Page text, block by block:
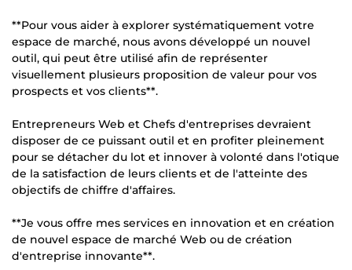
**Pour vous aider à explorer systématiquement votre
espace de marché, nous avons développé un nouvel
outil, qui peut être utilisé afin de représenter
visuellement plusieurs proposition de valeur pour vos
prospects et vos clients**.
Entrepreneurs Web et Chefs d'entreprises devraient
disposer de ce puissant outil et en profiter pleinement
pour se détacher du lot et innover à volonté dans l'otique
de la satisfaction de leurs clients et de l'atteinte des
objectifs de chiffre d'affaires.
**Je vous offre mes services en innovation et en création
de nouvel espace de marché Web ou de création
d'entreprise innovante**.